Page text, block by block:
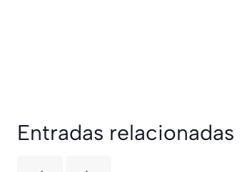
Entradas relacionadas